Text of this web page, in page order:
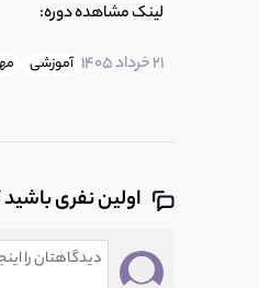
لینک مشاهده دوره:
21 خرداد 1405
آموزشی
اولین نفری